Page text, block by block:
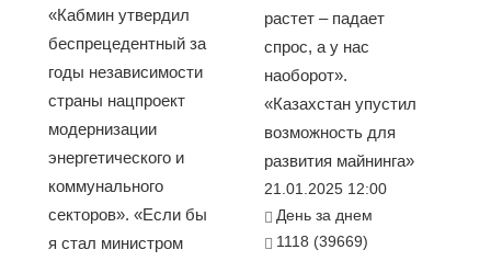
«Кабмин утвердил
беспрецедентный за
годы независимости
страны нацпроект
модернизации
энергетического и
коммунального
секторов». «Если бы
я стал министром
растет – падает
спрос, а у нас
наоборот».
«Казахстан упустил
возможность для
развития майнинга»
21.01.2025 12:00
День за днем
1118 (39669)